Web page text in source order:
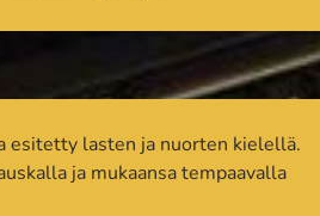
esitetty lasten ja nuorten kielellä.
ja mukaansa tempaavalla